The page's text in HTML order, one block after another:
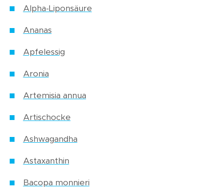
Alpha-Liponsäure
Ananas
Apfelessig
Aronia
Artemisia annua
Artischocke
Ashwagandha
Astaxanthin
Bacopa monnieri